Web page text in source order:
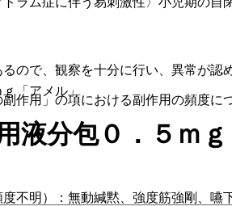
ので、観察を十分に行い、異常が認
作用」の項における副作用の頻度
不明）：無動緘黙、強度筋強剛、嚥
「アメル」
液分包０．５ｍｇ